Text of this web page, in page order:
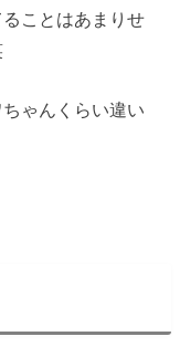
ことはあまりせ
ゃんくらい違い